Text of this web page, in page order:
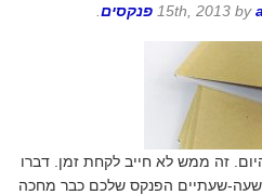
by פנקסים
זה ממש לא חייב לקחת זמן. דברו
שעה-שעתיים הפנקס שלכם כבר מחכה